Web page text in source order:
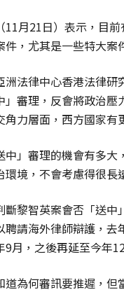
11月21日）表示，目
件，尤其是一些特大
洲法律中心香港法律
」審理，反會將政治
角力層面，西方國家有
中」審理的機會有多
境，不會考慮得很長
斷黎智英案會否「送
聘請海外律師辯護，
月，之後再延至今年
道為何審訊要推遲，